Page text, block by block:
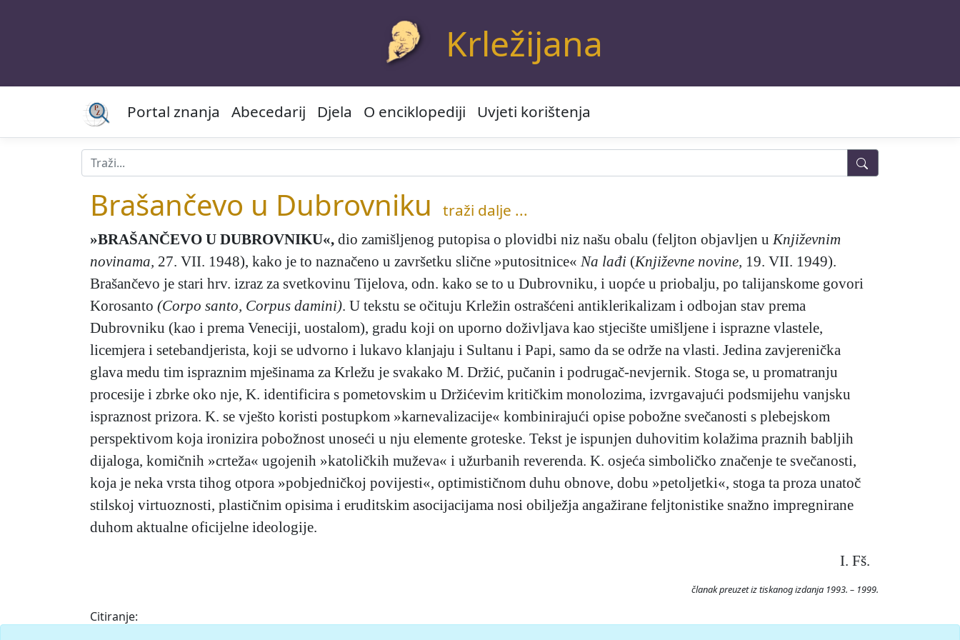
Krležijana
Portal znanja Abecedarij Djela O enciklopediji Uvjeti korištenja
Brašančevo u Dubrovniku traži dalje ...
»BRAŠANČEVO U DUBROVNIKU«, dio zamišljenog putopisa o plovidbi niz našu obalu (feljton objavljen u Književnim
novinama, 27. VII. 1948), kako je to naznačeno u završetku slične »putositnice« Na lađi (Književne novine, 19. VII. 1949).
Brašančevo je stari hrv. izraz za svetkovinu Tijelova, odn. kako se to u Dubrovniku, i uopće u priobalju, po talijanskome govori
Korosanto (Corpo santo, Corpus damini). U tekstu se očituju Krležin ostrašćeni antiklerikalizam i odbojan stav prema
Dubrovniku (kao i prema Veneciji, uostalom), gradu koji on uporno doživljava kao stjecište umišljene i isprazne vlastele,
licemjera i setebandjerista, koji se udvorno i lukavo klanjaju i Sultanu i Papi, samo da se održe na vlasti. Jedina zavjerenička
glava medu tim ispraznim mješinama za Krležu je svakako M. Držić, pučanin i podrugač-nevjernik. Stoga se, u promatranju
procesije i zbrke oko nje, K. identificira s pometovskim u Držićevim kritičkim monolozima, izvrgavajući podsmijehu vanjsku
ispraznost prizora. K. se vješto koristi postupkom »karnevalizacije« kombinirajući opise pobožne svečanosti s plebejskom
perspektivom koja ironizira pobožnost unoseći u nju elemente groteske. Tekst je ispunjen duhovitim kolažima praznih babljih
dijaloga, komičnih »crteža« ugojenih »katoličkih muževa« i užurbanih reverenda. K. osjeća simboličko značenje te svečanosti,
koja je neka vrsta tihog otpora »pobjedničkoj povijesti«, optimističnom duhu obnove, dobu »petoljetki«, stoga ta proza unatoč
stilskoj virtuoznosti, plastičnim opisima i eruditskim asocijacijama nosi obilježja angažirane feljtonistike snažno impregnirane
duhom aktualne oficijelne ideologije.
I. Fš.
članak preuzet iz tiskanog izdanja 1993. – 1999.
Citiranje: